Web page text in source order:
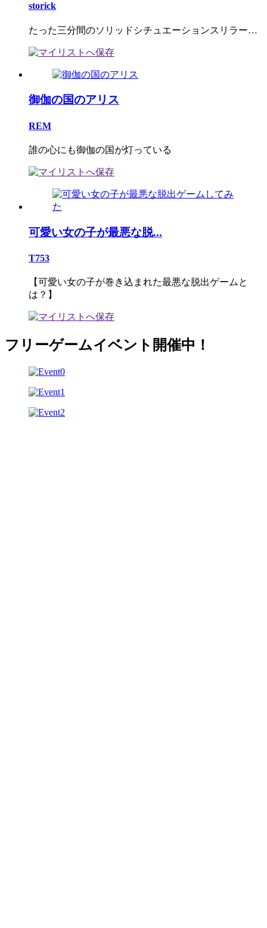
storick
たった三分間のソリッドシチュエーションスリラー…
御伽の国のアリス
REM
誰の心にも御伽の国が灯っている
可愛い女の子が最悪な脱...
T753
【可愛い女の子が巻き込まれた最悪な脱出ゲームと
は？】
フリーゲームイベント開催中！